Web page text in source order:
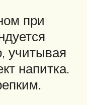
при
учитывая
напитка.